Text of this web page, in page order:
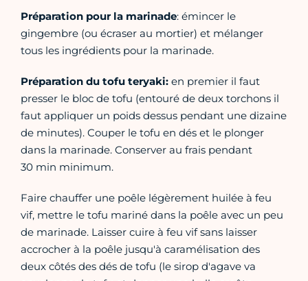
Préparation pour la marinade: émincer le
gingembre (ou écraser au mortier) et mélanger
tous les ingrédients pour la marinade.
Préparation du tofu teryaki: en premier il faut
presser le bloc de tofu (entouré de deux torchons il
faut appliquer un poids dessus pendant une dizaine
de minutes). Couper le tofu en dés et le plonger
dans la marinade. Conserver au frais pendant
30 min minimum.
Faire chauffer une poêle légèrement huilée à feu
vif, mettre le tofu mariné dans la poêle avec un peu
de marinade. Laisser cuire à feu vif sans laisser
accrocher à la poêle jusqu'à caramélisation des
deux côtés des dés de tofu (le sirop d'agave va